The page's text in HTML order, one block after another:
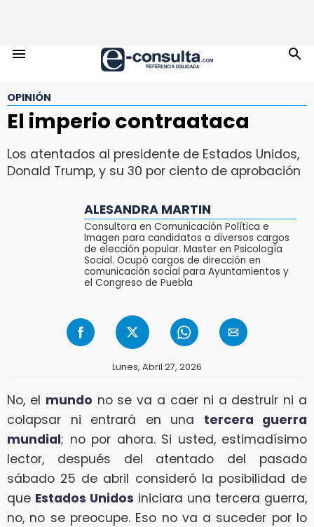
OPINIÓN
El imperio contraataca
Los atentados al presidente de Estados Unidos,
Donald Trump, y su 30 por ciento de aprobación
ALESANDRA MARTIN
Consultora en Comunicación Política e
Imagen para candidatos a diversos cargos
de elección popular. Master en Psicología
Social. Ocupó cargos de dirección en
comunicación social para Ayuntamientos y
el Congreso de Puebla
Lunes, Abril 27, 2026
No, el mundo no se va a caer ni a destruir ni a
colapsar ni entrará en una tercera guerra
mundial; no por ahora. Si usted, estimadísimo
lector, después del atentado del pasado
sábado 25 de abril consideró la posibilidad de
que Estados Unidos iniciara una tercera guerra,
no, no se preocupe. Eso no va a suceder por lo